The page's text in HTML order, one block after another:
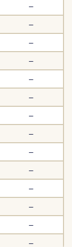
–
–
–
–
–
–
–
–
–
–
–
–
–
–